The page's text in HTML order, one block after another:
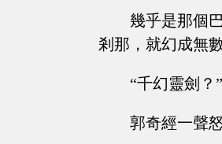
幾乎是那個
剎那，就幻成無
“千幻靈劍？”
郭奇經一聲